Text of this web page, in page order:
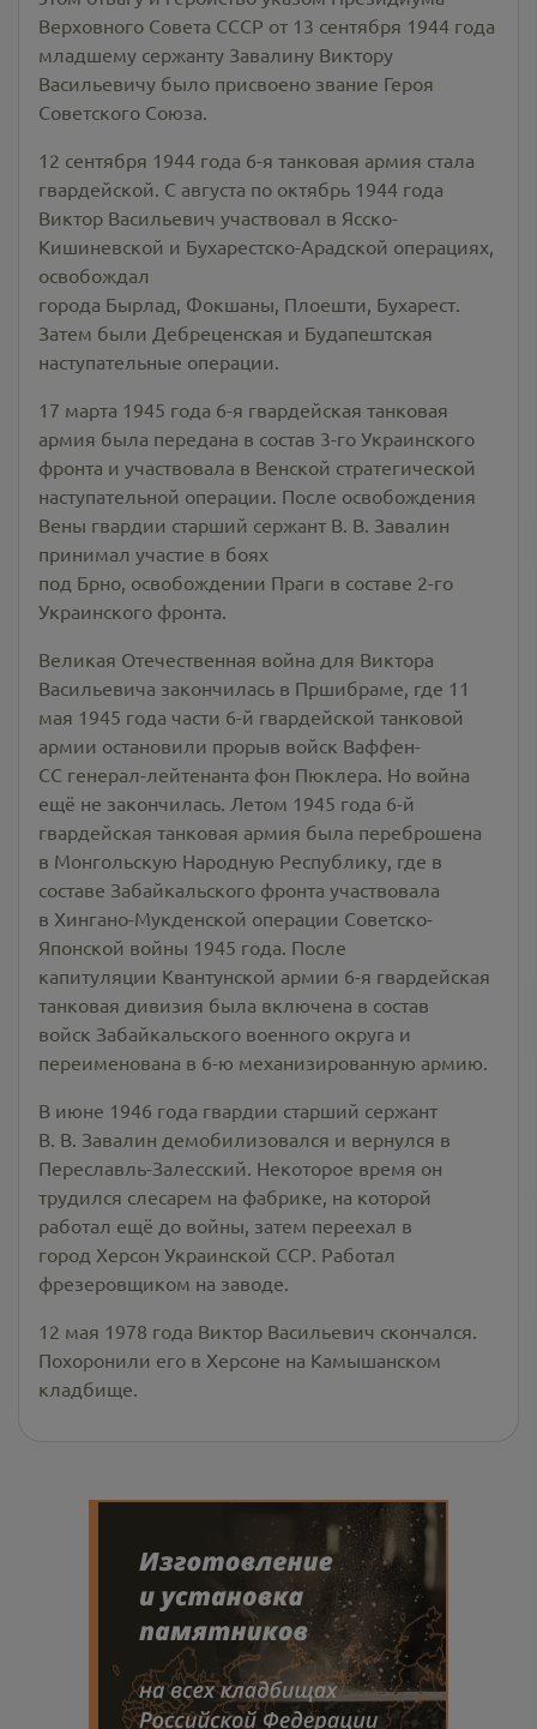
Верховного Совета СССР от 13 сентября 1944 года
младшему сержанту Завалину Виктору
Васильевичу было присвоено звание Героя
Советского Союза.
12 сентября 1944 года 6-я танковая армия стала
гвардейской. С августа по октябрь 1944 года
Виктор Васильевич участвовал в Ясско-
Кишиневской и Бухарестско-Арадской операциях,
освобождал
города Бырлад, Фокшаны, Плоешти, Бухарест.
Затем были Дебреценская и Будапештская
наступательные операции.
17 марта 1945 года 6-я гвардейская танковая
армия была передана в состав 3-го Украинского
фронта и участвовала в Венской стратегической
наступательной операции. После освобождения
Вены гвардии старший сержант В. В. Завалин
принимал участие в боях
под Брно, освобождении Праги в составе 2-го
Украинского фронта.
Великая Отечественная война для Виктора
Васильевича закончилась в Пршибраме, где 11
мая 1945 года части 6-й гвардейской танковой
армии остановили прорыв войск Ваффен-
СС генерал-лейтенанта фон Пюклера. Но война
ещё не закончилась. Летом 1945 года 6-й
гвардейская танковая армия была переброшена
в Монгольскую Народную Республику, где в
составе Забайкальского фронта участвовала
в Хингано-Мукденской операции Советско-
Японской войны 1945 года. После
капитуляции Квантунской армии 6-я гвардейская
танковая дивизия была включена в состав
войск Забайкальского военного округа и
переименована в 6-ю механизированную армию.
В июне 1946 года гвардии старший сержант
В. В. Завалин демобилизовался и вернулся в
Переславль-Залесский. Некоторое время он
трудился слесарем на фабрике, на которой
работал ещё до войны, затем переехал в
город Херсон Украинской ССР. Работал
фрезеровщиком на заводе.
12 мая 1978 года Виктор Васильевич скончался.
Похоронили его в Херсоне на Камышанском
кладбище.